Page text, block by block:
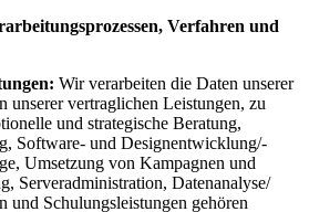
Verfahren und
Wir verarbeiten die Daten unserer
unserer vertraglichen Leistungen, zu
und strategische Beratung,
Software- und Designentwicklung/-
Umsetzung von Kampagnen und
Serveradministration, Datenanalyse/
und Schulungsleistungen gehören